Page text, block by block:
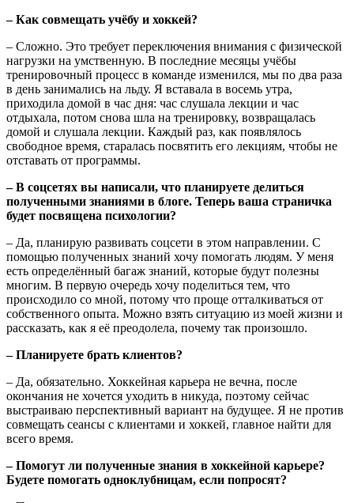
– Как совмещать учёбу и хоккей?
– Сложно. Это требует переключения внимания с физической
нагрузки на умственную. В последние месяцы учёбы
тренировочный процесс в команде изменился, мы по два раза
в день занимались на льду. Я вставала в восемь утра,
приходила домой в час дня: час слушала лекции и час
отдыхала, потом снова шла на тренировку, возвращалась
домой и слушала лекции. Каждый раз, как появлялось
свободное время, старалась посвятить его лекциям, чтобы не
отставать от программы.
– В соцсетях вы написали, что планируете делиться
полученными знаниями в блоге. Теперь ваша страничка
будет посвящена психологии?
– Да, планирую развивать соцсети в этом направлении. С
помощью полученных знаний хочу помогать людям. У меня
есть определённый багаж знаний, которые будут полезны
многим. В первую очередь хочу поделиться тем, что
происходило со мной, потому что проще отталкиваться от
собственного опыта. Можно взять ситуацию из моей жизни и
рассказать, как я её преодолела, почему так произошло.
– Планируете брать клиентов?
– Да, обязательно. Хоккейная карьера не вечна, после
окончания не хочется уходить в никуда, поэтому сейчас
выстраиваю перспективный вариант на будущее. Я не против
совмещать сеансы с клиентами и хоккей, главное найти для
всего время.
– Помогут ли полученные знания в хоккейной карьере?
Будете помогать одноклубницам, если попросят?